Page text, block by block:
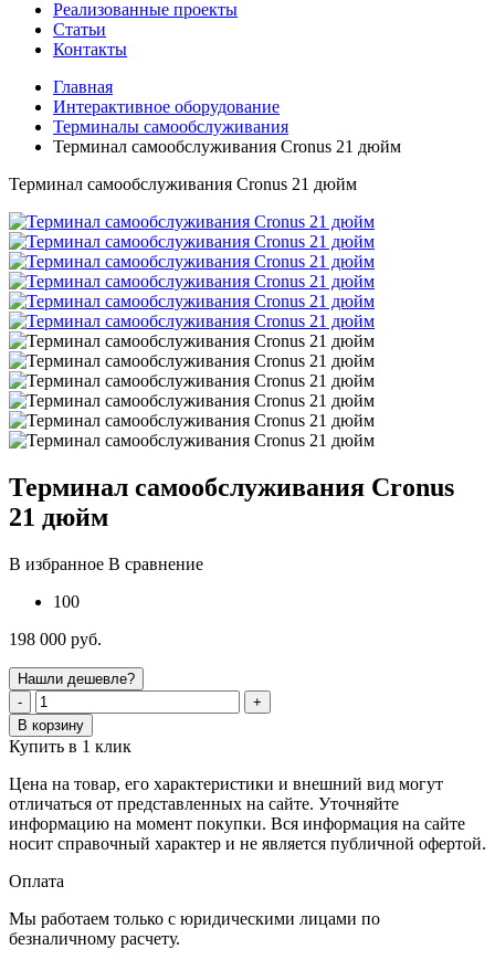
Реализованные проекты
Статьи
Контакты
Главная
Интерактивное оборудование
Терминалы самообслуживания
Терминал самообслуживания Cronus 21 дюйм
Терминал самообслуживания Cronus 21 дюйм
Терминал самообслуживания Cronus
21 дюйм
В избранное В сравнение
100
198 000 руб.
Нашли дешевле?
-
+
В корзину
Купить в 1 клик
Цена на товар, его характеристики и внешний вид могут
отличаться от представленных на сайте. Уточняйте
информацию на момент покупки. Вся информация на сайте
носит справочный характер и не является публичной офертой.
Оплата
Мы работаем только с юридическими лицами по
безналичному расчету.